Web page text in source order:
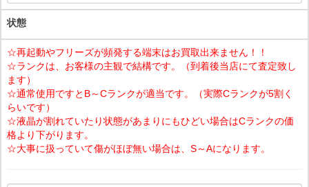
状態
☆再起動やフリーズが頻発する端末はお買取出来ません！！
☆ランクは、お客様の主観で結構です。（到着後当店にて査定致し
ます）
☆通常使用ですとB～Cランクが適当です。（実際Cランクが5割く
らいです）
☆液晶が割れていたり状態があまりにもひどい場合はCランクの価
格より下がります。
☆大事に扱っていて傷がほぼ無い場合は、S～Aになります。